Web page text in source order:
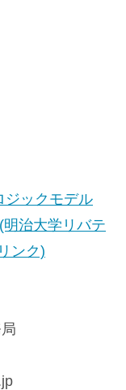
ジックモデル
治大学リバテ
ンク)